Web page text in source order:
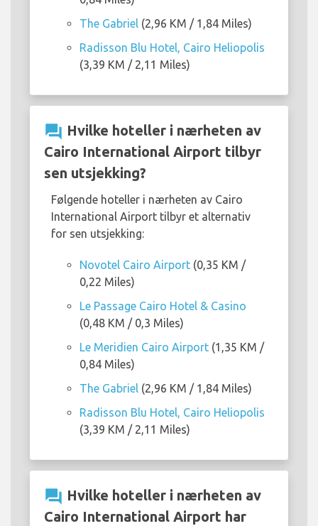
The Gabriel (2,96 KM / 1,84 Miles)
Radisson Blu Hotel, Cairo Heliopolis
(3,39 KM / 2,11 Miles)
question_answer Hvilke hoteller i nærheten av
Cairo International Airport tilbyr
sen utsjekking?
Følgende hoteller i nærheten av Cairo
International Airport tilbyr et alternativ
for sen utsjekking:
Novotel Cairo Airport (0,35 KM /
0,22 Miles)
Le Passage Cairo Hotel & Casino
(0,48 KM / 0,3 Miles)
Le Meridien Cairo Airport (1,35 KM /
0,84 Miles)
The Gabriel (2,96 KM / 1,84 Miles)
Radisson Blu Hotel, Cairo Heliopolis
(3,39 KM / 2,11 Miles)
question_answer Hvilke hoteller i nærheten av
Cairo International Airport har